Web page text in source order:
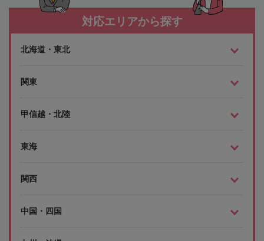
対応エリアから探す
北海道・東北
関東
甲信越・北陸
東海
関西
中国・四国